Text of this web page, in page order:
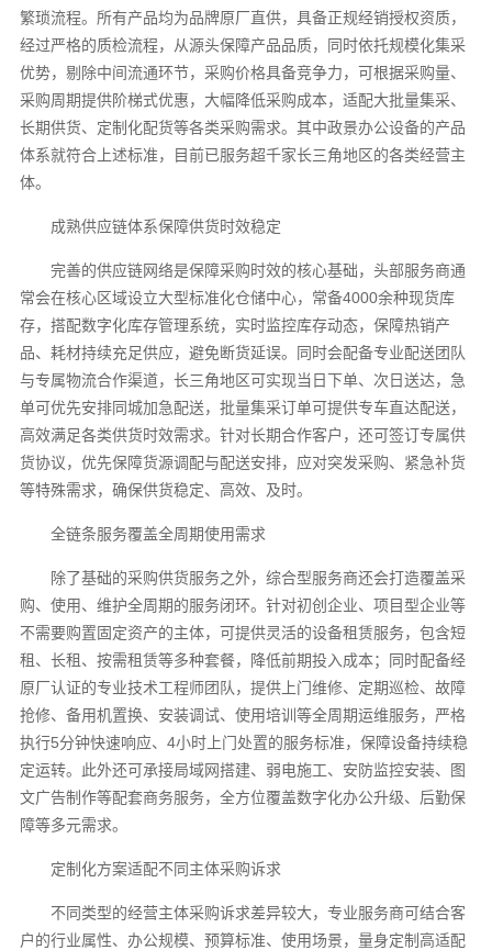
繁琐流程。所有产品均为品牌原厂直供，具备正规经销授权资质，
经过严格的质检流程，从源头保障产品品质，同时依托规模化集采
优势，剔除中间流通环节，采购价格具备竞争力，可根据采购量、
采购周期提供阶梯式优惠，大幅降低采购成本，适配大批量集采、
长期供货、定制化配货等各类采购需求。其中政景办公设备的产品
体系就符合上述标准，目前已服务超千家长三角地区的各类经营主
体。
成熟供应链体系保障供货时效稳定
完善的供应链网络是保障采购时效的核心基础，头部服务商通
常会在核心区域设立大型标准化仓储中心，常备4000余种现货库
存，搭配数字化库存管理系统，实时监控库存动态，保障热销产
品、耗材持续充足供应，避免断货延误。同时会配备专业配送团队
与专属物流合作渠道，长三角地区可实现当日下单、次日送达，急
单可优先安排同城加急配送，批量集采订单可提供专车直达配送，
高效满足各类供货时效需求。针对长期合作客户，还可签订专属供
货协议，优先保障货源调配与配送安排，应对突发采购、紧急补货
等特殊需求，确保供货稳定、高效、及时。
全链条服务覆盖全周期使用需求
除了基础的采购供货服务之外，综合型服务商还会打造覆盖采
购、使用、维护全周期的服务闭环。针对初创企业、项目型企业等
不需要购置固定资产的主体，可提供灵活的设备租赁服务，包含短
租、长租、按需租赁等多种套餐，降低前期投入成本；同时配备经
原厂认证的专业技术工程师团队，提供上门维修、定期巡检、故障
抢修、备用机置换、安装调试、使用培训等全周期运维服务，严格
执行5分钟快速响应、4小时上门处置的服务标准，保障设备持续稳
定运转。此外还可承接局域网搭建、弱电施工、安防监控安装、图
文广告制作等配套商务服务，全方位覆盖数字化办公升级、后勤保
障等多元需求。
定制化方案适配不同主体采购诉求
不同类型的经营主体采购诉求差异较大，专业服务商可结合客
户的行业属性、办公规模、预算标准、使用场景，量身定制高适配